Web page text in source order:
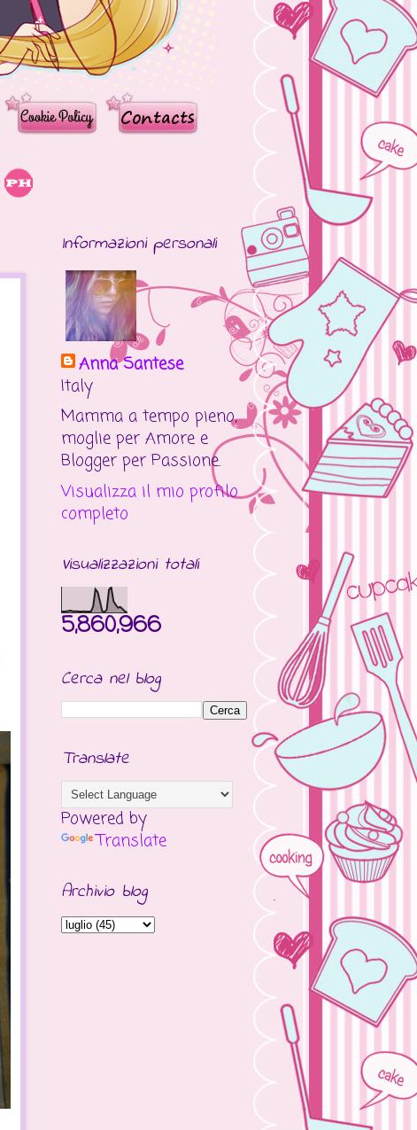
Informazioni personali
Anna Santese
Italy
Mamma a tempo pieno,
moglie per Amore e
Blogger per Passione.
Visualizza il mio profilo
completo
Visualizzazioni totali
5,860,966
Cerca nel blog
Translate
Powered by
Translate
Archivio blog